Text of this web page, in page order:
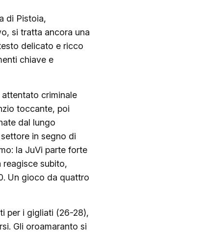
di Pistoia,
si tratta ancora una
delicato e ricco
chiave e
criminale
toccante, poi
dal lungo
in segno di
la JuVi parte forte
subito,
Un gioco da quattro
per i gigliati (26-28),
Gli oroamaranto si